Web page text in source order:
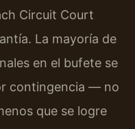
Circuit Court
La mayoría de
en el bufete se
contingencia — no
que se logre